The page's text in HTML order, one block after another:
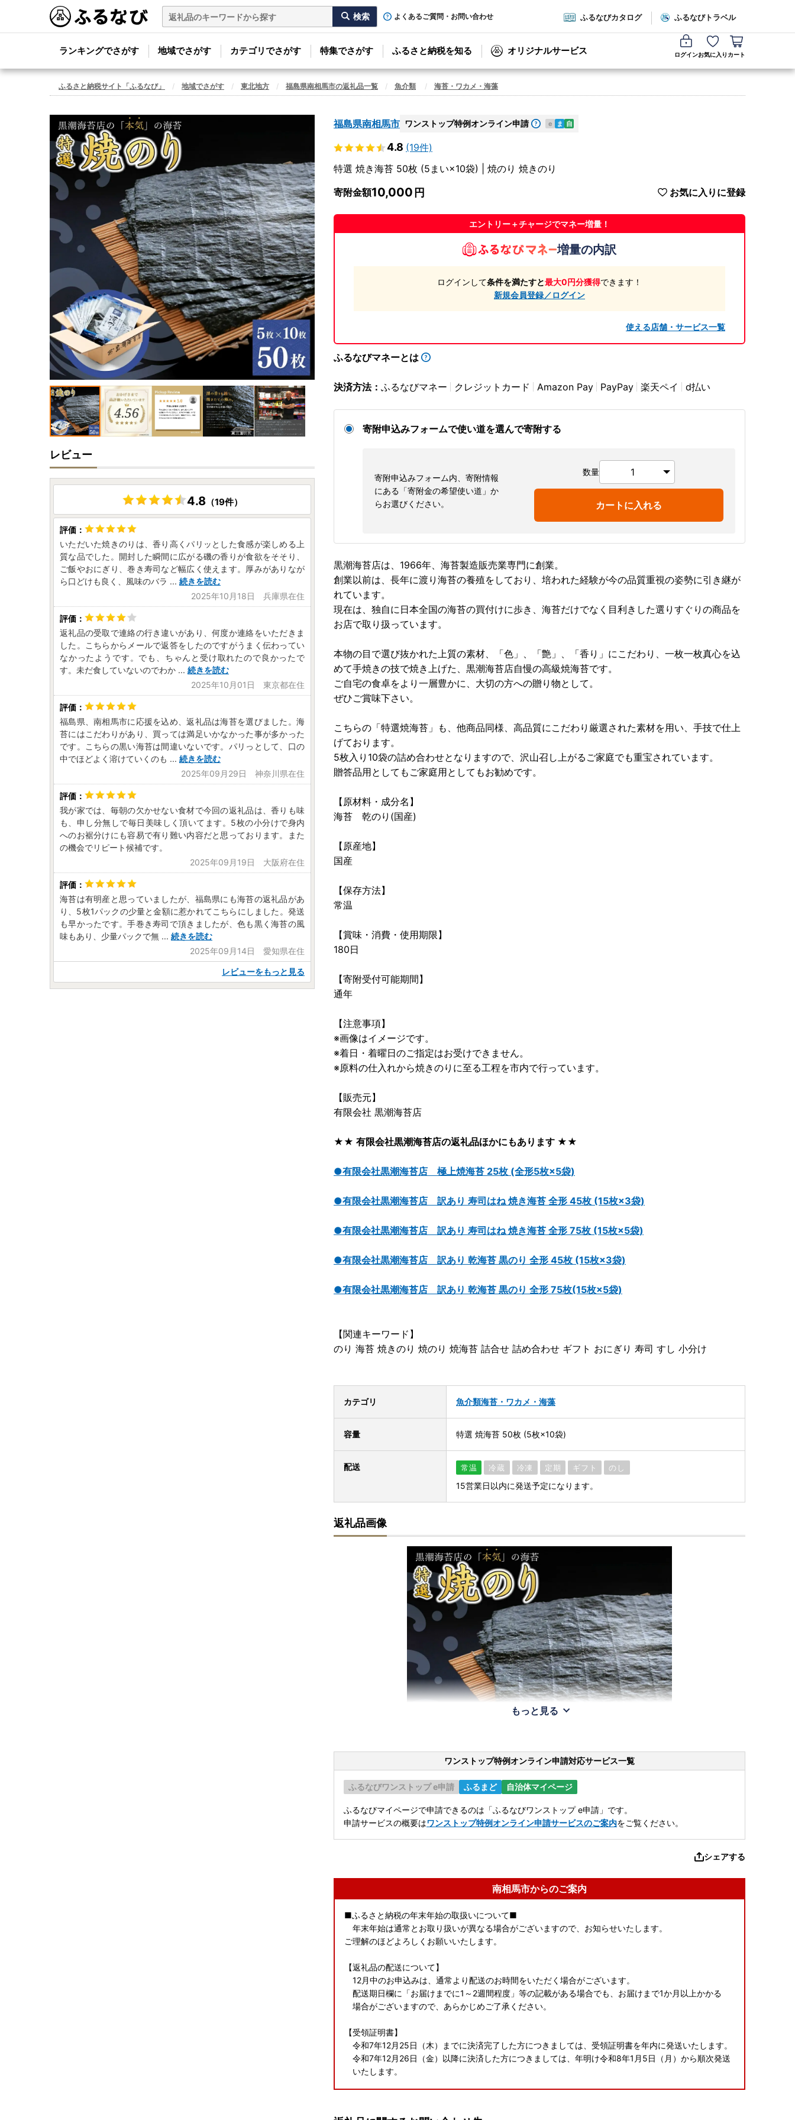
よくあるご質問・お問い合わせ ふるなびカタログ ふるなびトラベル
ランキングでさがす 地域でさがす カテゴリでさがす 特集でさがす ふるさと納税を知る オリジナルサービス ログインお気に入り カート
ふるさと納税サイト「ふるなび」 地域でさがす 東北地方 福島県南相馬市の返礼品一覧 魚介類 海苔・ワカメ・海藻
福島県南相馬市 ワンストップ特例オンライン申請 e ま 自
4.8 (19件)
特選 焼き海苔 50枚 (5まい×10袋) | 焼のり 焼きのり
寄附金額10,000 お気に入りに登録
エントリー＋チャージでマネー増量！
増量の内訳
ログインして条件を満たすと最大0円分獲得できます！
新規会員登録／ログイン
使える店舗・サービス一覧
ふるなびマネーとは
決済方法： ふるなびマネー クレジットカード Amazon Pay PayPay 楽天ペイ d払い
寄附申込みフォームで使い道を選んで寄附する
寄附申込みフォーム内、寄附情報
にある「寄附金の希望使い道」か
らお選びください。
数量
カートに入れる
黒潮海苔店は、1966年、海苔製造販売業専門に創業。
創業以前は、長年に渡り海苔の養殖をしており、培われた経験が今の品質重視の姿勢に引き継が
れています。
現在は、独自に日本全国の海苔の買付けに歩き、海苔だけでなく目利きした選りすぐりの商品を
お店で取り扱っています。
本物の目で選び抜かれた上質の素材、「色」、「艶」、「香り」にこだわり、一枚一枚真心を込
めて手焼きの技で焼き上げた、黒潮海苔店自慢の高級焼海苔です。
ご自宅の食卓をより一層豊かに、大切の方への贈り物として。
ぜひご賞味下さい。
こちらの「特選焼海苔」も、他商品同様、高品質にこだわり厳選された素材を用い、手技で仕上
げております。
5枚入り10袋の詰め合わせとなりますので、沢山召し上がるご家庭でも重宝されています。
贈答品用としてもご家庭用としてもお勧めです。
【原材料・成分名】
海苔 乾のり(国産)
【原産地】
国産
【保存方法】
常温
【賞味・消費・使用期限】
180日
【寄附受付可能期間】
通年
【注意事項】
※画像はイメージです。
※着日・着曜日のご指定はお受けできません。
※原料の仕入れから焼きのりに至る工程を市内で行っています。
【販売元】
有限会社 黒潮海苔店
★★ 有限会社黒潮海苔店の返礼品ほかにもあります ★★
●有限会社黒潮海苔店 極上焼海苔 25枚 (全形5枚×5袋)
●有限会社黒潮海苔店 訳あり 寿司はね 焼き海苔 全形 45枚 (15枚×3袋)
●有限会社黒潮海苔店 訳あり 寿司はね 焼き海苔 全形 75枚 (15枚×5袋)
●有限会社黒潮海苔店 訳あり 乾海苔 黒のり 全形 45枚 (15枚×3袋)
●有限会社黒潮海苔店 訳あり 乾海苔 黒のり 全形 75枚(15枚×5袋)
【関連キーワード】
のり 海苔 焼きのり 焼のり 焼海苔 詰合せ 詰め合わせ ギフト おにぎり 寿司 すし 小分け
カテゴリ 魚介類海苔・ワカメ・海藻
容量 特選 焼海苔 50枚 (5枚×10袋)
配送 常温 冷蔵 冷凍 定期 ギフト のし
15営業日以内に発送予定になります。
返礼品画像
もっと見る
ワンストップ特例オンライン申請対応サービス一覧
ふるなびワンストップ e申請 ふるまど 自治体マイページ
ふるなびマイページで申請できるのは「ふるなびワンストップ e申請」です。
申請サービスの概要はワンストップ特例オンライン申請サービスのご案内をご覧ください。
シェアする
南相馬市からのご案内
■ふるさと納税の年末年始の取扱いについて■
年末年始は通常とお取り扱いが異なる場合がございますので、お知らせいたします。
ご理解のほどよろしくお願いいたします。
【返礼品の配送について】
12月中のお申込みは、通常より配送のお時間をいただく場合がございます。
配送期日欄に「お届けまでに1～2週間程度」等の記載がある場合でも、お届けまで1か月以上かかる
場合がございますので、あらかじめご了承ください。
【受領証明書】
令和7年12月25日（木）までに決済完了した方につきましては、受領証明書を年内に発送いたします。
令和7年12月26日（金）以降に決済した方につきましては、年明け令和8年1月5日（月）から順次発送
いたします。
レビュー
4.8（19件）
いただいた焼きのりは、香り高くパリッとした食感が楽しめる上
質な品でした。開封した瞬間に広がる磯の香りが食欲をそそり、
ご飯やおにぎり、巻き寿司など幅広く使えます。厚みがありなが
ら口どけも良く、風味のバラ ... 続きを読む
2025年10月18日 兵庫県在住
返礼品の受取で連絡の行き違いがあり、何度か連絡をいただきま
した。こちらからメールで返答をしたのですがうまく伝わってい
なかったようです。でも、ちゃんと受け取れたので良かったで
す。未だ食していないのでわか ... 続きを読む
2025年10月01日 東京都在住
福島県、南相馬市に応援を込め、返礼品は海苔を選びました。海
苔にはこだわりがあり、買っては満足いかなかった事が多かった
です。こちらの黒い海苔は間違いないです。パリっとして、口の
中でほどよく溶けていくのも ... 続きを読む
2025年09月29日 神奈川県在住
我が家では、毎朝の欠かせない食材で今回の返礼品は、香りも味
も、申し分無しで毎日美味しく頂いてます。5枚の小分けで身内
へのお裾分けにも容易で有り難い内容だと思っております。また
の機会でリピート候補です。
2025年09月19日 大阪府在住
海苔は有明産と思っていましたが、福島県にも海苔の返礼品があ
り、5枚1パックの少量と金額に惹かれてこちらにしました。発送
も早かったです。手巻き寿司で頂きましたが、色も黒く海苔の風
味もあり、少量パックで無 ... 続きを読む
2025年09月14日 愛知県在住
レビューをもっと見る